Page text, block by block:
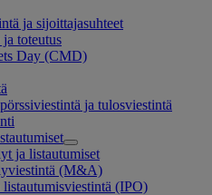
ja sijoittajasuhteet
toteutus
Day (CMD)
ja tulosviestintä
ja listautumiset
(M&A)
listautumisviestintä (IPO)